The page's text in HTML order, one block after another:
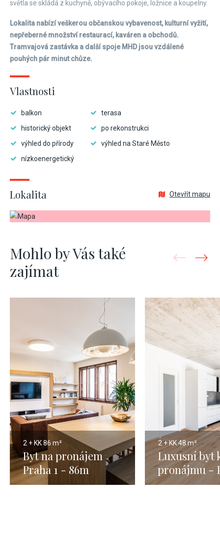
světla se skládá z kuchyně, obývacího pokoje, ložnice a koupelny.
Lokalita nabízí veškerou občanskou vybavenost, kulturní vyžití,
nepřeberné množství restaurací, kaváren a obchodů.
Tramvajová zastávka a další spoje MHD jsou vzdálené
pouhých pár minut chůze.
Vlastnosti
balkon
terasa
historický objekt
po rekonstrukci
výhled do přírody
výhled na Staré Město
nízkoenergetický
Lokalita Otevřít mapu
Mohlo by Vás také
zajímat
2 + KK86 m²
Byt na pronájem
Praha 1 - 86m
2 + KK48 m²
Luxusní byt
pronájmu -
- Nové